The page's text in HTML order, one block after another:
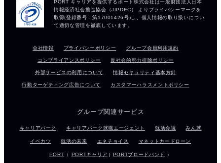
会社情報 プライバシーポリシー グループ会員利用規約
コンプライアンスポリシー 反社会的勢力排除ポリシー
外部サービスの利用について 情報セキュリティ基本方針
行動ターゲティング広告について カスタマーハラスメントポリシー